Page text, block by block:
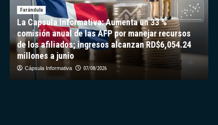
Farándula
La Capsula Informativa: Aumenta un 33 %
comisión anual de las AFP por manejar recursos
de los afiliados; ingresos alcanzan RD$6,054.24
millones a junio
Cápsula Informativa 07/08/2026